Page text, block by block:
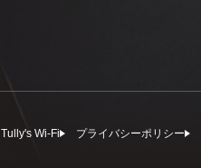
Tully's Wi-Fi プライバシーポリシー